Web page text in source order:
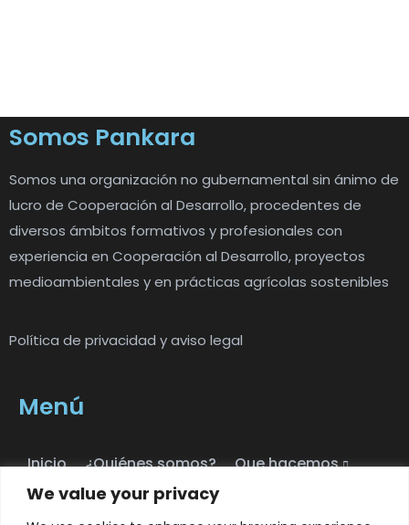
We value your privacy
Somos Pankara
Somos una organización no gubernamental sin ánimo de
lucro de Cooperación al Desarrollo, procedentes de
diversos ámbitos formativos y profesionales con
experiencia en Cooperación al Desarrollo, proyectos
medioambientales y en prácticas agrícolas sostenibles
Política de privacidad y aviso legal
Menú
Inicio ¿Quiénes somos? Que hacemos
Transparencia Contáctanos